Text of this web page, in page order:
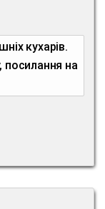
кухарів.
посилання на